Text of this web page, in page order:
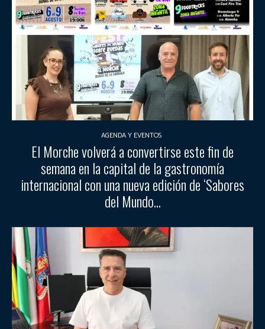
AGENDA Y EVENTOS
El Morche volverá a convertirse este fin de
semana en la capital de la gastronomía
internacional con una nueva edición de ‘Sabores
del Mundo...